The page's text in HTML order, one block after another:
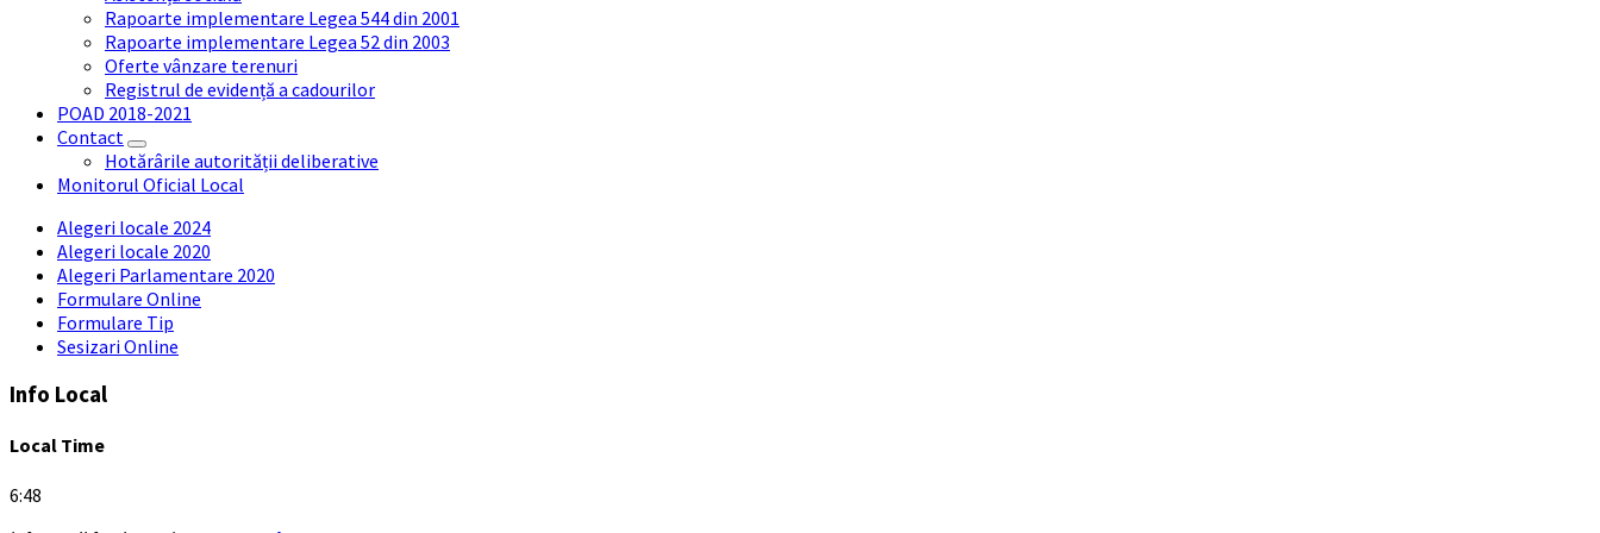
Rapoarte implementare Legea 544 din 2001
Rapoarte implementare Legea 52 din 2003
Oferte vânzare terenuri
Registrul de evidență a cadourilor
POAD 2018-2021
Contact
Hotărârile autorității deliberative
Monitorul Oficial Local
Alegeri locale 2024
Alegeri locale 2020
Alegeri Parlamentare 2020
Formulare Online
Formulare Tip
Sesizari Online
Info Local
Local Time
6:48